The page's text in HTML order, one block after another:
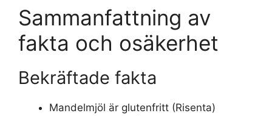
Sammanfattning av
fakta och osäkerhet
Bekräftade fakta
Mandelmjöl är glutenfritt (Risenta)